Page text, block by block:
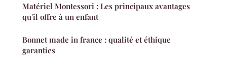
Matériel Montessori : Les principaux avantages
qu'il offre à un enfant
Bonnet made in france : qualité et éthique
garanties